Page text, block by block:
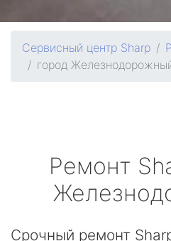
Сервисный центр Sharp
город
Ремонт
Срочный ремонт